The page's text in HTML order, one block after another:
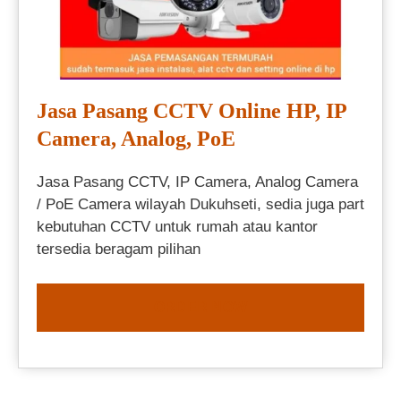
Jasa Pasang CCTV Online HP, IP
Camera, Analog, PoE
Jasa Pasang CCTV, IP Camera, Analog Camera
/ PoE Camera wilayah Dukuhseti, sedia juga part
kebutuhan CCTV untuk rumah atau kantor
tersedia beragam pilihan